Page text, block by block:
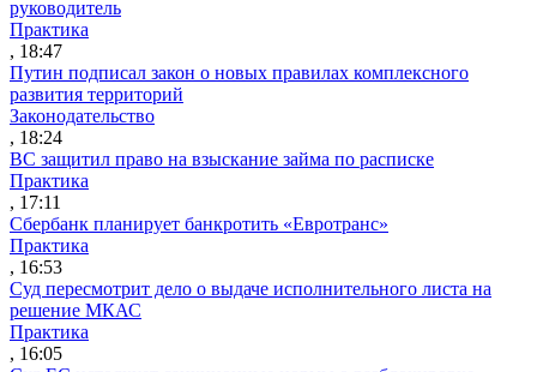
руководитель
Практика
, 18:47
Путин подписал закон о новых правилах комплексного
развития территорий
Законодательство
, 18:24
ВС защитил право на взыскание займа по расписке
Практика
, 17:11
Сбербанк планирует банкротить «Евротранс»
Практика
, 16:53
Суд пересмотрит дело о выдаче исполнительного листа на
решение МКАС
Практика
, 16:05